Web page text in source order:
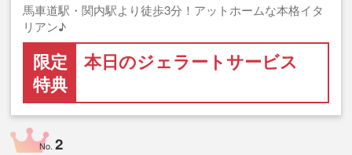
馬車道駅・関内駅より徒歩3分！アットホームな本格イタ
リアン♪
限定
特典
本日のジェラートサービス
No.2